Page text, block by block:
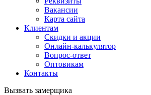
Вакансии
Карта сайта
Клиентам
Скидки и акции
Онлайн-калькулятор
Вопрос-ответ
Оптовикам
Контакты
Вызвать замерщика